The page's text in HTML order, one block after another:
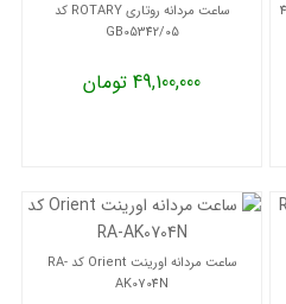
ساعت مردانه روتاری ROTARY کد
GB05342/05
49,100,000 تومان
ساعت مردانه اورینت Orient کد RA-
AK0704N